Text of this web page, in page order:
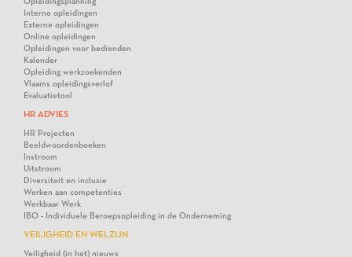
Interne opleidingen
Externe opleidingen
Online opleidingen
Opleidingen voor bedienden
Kalender
Opleiding werkzoekenden
Vlaams opleidingsverlof
Evaluatietool
HR ADVIES
HR Projecten
Beeldwoordenboeken
Instroom
Uitstroom
Diversiteit en inclusie
Werken aan competenties
Werkbaar Werk
IBO - Individuele Beroepsopleiding in de Onderneming
VEILIGHEID EN WELZIJN
Veiligheid (in het) nieuws